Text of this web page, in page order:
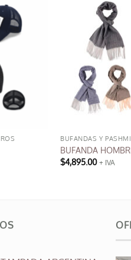
BUFANDAS Y
BUFANDA
$4,895.00 + IVA